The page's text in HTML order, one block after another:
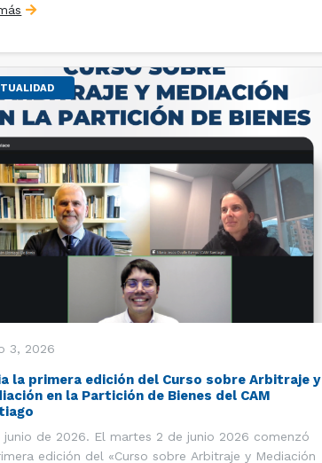
(CAM) de la Cámara de Comercio de Santiago
3, 2026
la primera edición del Curso sobre Arbitraje y
en la Partición de Bienes del CAM
junio de 2026. El martes 2 de junio 2026 comenzó
edición del «Curso sobre Arbitraje y Mediación